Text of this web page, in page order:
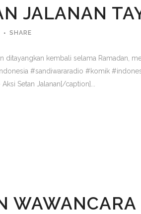
JALANAN
SHARE
ditayangkan kembali selama Ramadan,
#sandiwararadio #komik
Setan Jalanan[/caption]...